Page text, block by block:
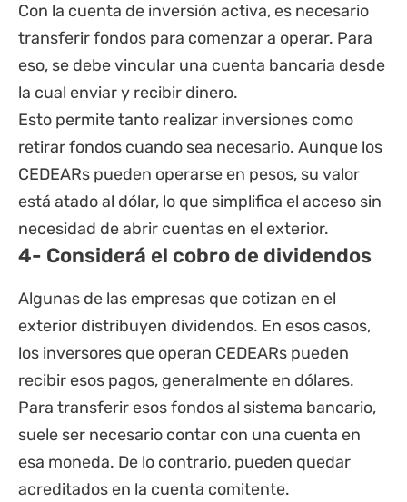
Con la cuenta de inversión activa, es necesario
transferir fondos para comenzar a operar. Para
eso, se debe vincular una cuenta bancaria desde
la cual enviar y recibir dinero.
Esto permite tanto realizar inversiones como
retirar fondos cuando sea necesario. Aunque los
CEDEARs pueden operarse en pesos, su valor
está atado al dólar, lo que simplifica el acceso sin
necesidad de abrir cuentas en el exterior.
4- Considerá el cobro de dividendos
Algunas de las empresas que cotizan en el
exterior distribuyen dividendos. En esos casos,
los inversores que operan CEDEARs pueden
recibir esos pagos, generalmente en dólares.
Para transferir esos fondos al sistema bancario,
suele ser necesario contar con una cuenta en
esa moneda. De lo contrario, pueden quedar
acreditados en la cuenta comitente.